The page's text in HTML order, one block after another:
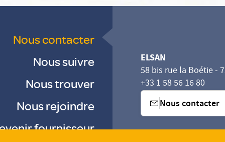
Nous contacter
Nous suivre
Nous trouver
Nous rejoindre
fournisseur
ELSAN
58 bis rue la Boétie -
+33 1 58 56 16 80
Nous contacter